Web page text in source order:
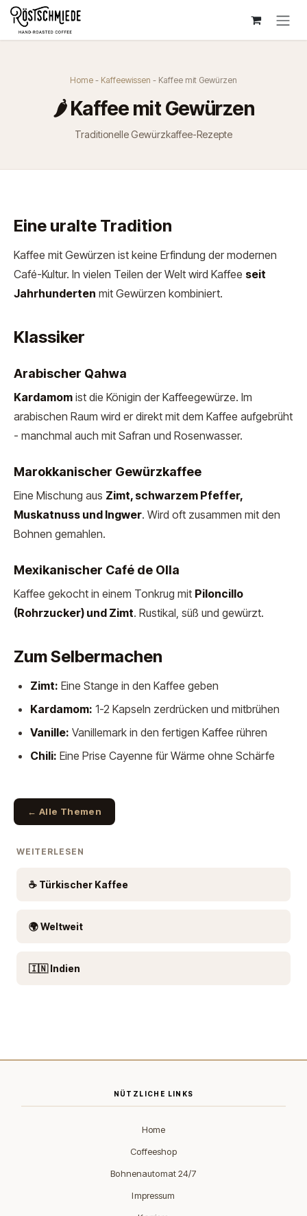
Zum Inhalt springen
Home - Kaffeewissen - Kaffee mit Gewürzen
🌶️ Kaffee mit Gewürzen
Traditionelle Gewürzkaffee-Rezepte
Eine uralte Tradition
Kaffee mit Gewürzen ist keine Erfindung der modernen
Café-Kultur. In vielen Teilen der Welt wird Kaffee seit
Jahrhunderten mit Gewürzen kombiniert.
Klassiker
Arabischer Qahwa
Kardamom ist die Königin der Kaffeegewürze. Im
arabischen Raum wird er direkt mit dem Kaffee aufgebrüht
- manchmal auch mit Safran und Rosenwasser.
Marokkanischer Gewürzkaffee
Eine Mischung aus Zimt, schwarzem Pfeffer,
Muskatnuss und Ingwer. Wird oft zusammen mit den
Bohnen gemahlen.
Mexikanischer Café de Olla
Kaffee gekocht in einem Tonkrug mit Piloncillo
(Rohrzucker) und Zimt. Rustikal, süß und gewürzt.
Zum Selbermachen
Zimt: Eine Stange in den Kaffee geben
Kardamom: 1-2 Kapseln zerdrücken und mitbrühen
Vanille: Vanillemark in den fertigen Kaffee rühren
Chili: Eine Prise Cayenne für Wärme ohne Schärfe
← Alle Themen
WEITERLESEN
☕ Türkischer Kaffee
🌍 Weltweit
🇮🇳 Indien
NÜTZLICHE LINKS
Home
Coffeeshop
Bohnenautomat 24/7
Impressum